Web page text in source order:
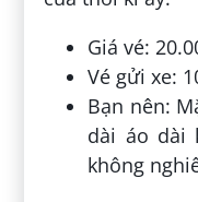
Giá vé:
Vé gửi xe:
Bạn nên:
dài áo dài
không